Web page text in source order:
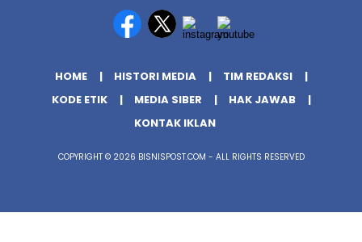
HOME HISTORI MEDIA
TIM REDAKSI
KODE ETIK
MEDIA SIBER
HAK JAWAB
KONTAK IKLAN
COPYRIGHT © 2026 BISNISPOST.COM - ALL RIGHTS RESERVED